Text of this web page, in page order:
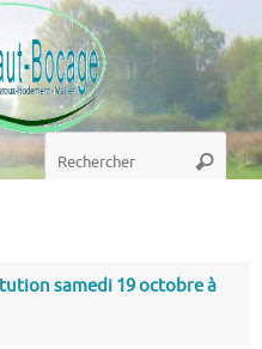
samedi 19 octobre à